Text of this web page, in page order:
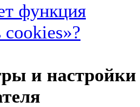
функция
cookies»?
и настройки